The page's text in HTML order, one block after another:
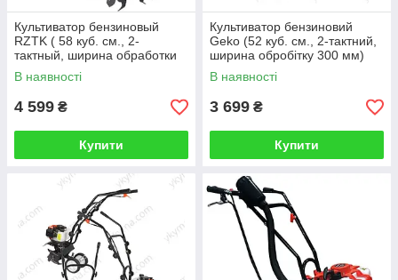
Культиватор бензиновый
RZTK ( 58 куб. см., 2-
тактный, ширина обработки
350 мм )
В наявності
4 599 ₴
Купити
Культиватор бензиновий
Geko (52 куб. см., 2-тактний,
ширина обробітку 300 мм)
В наявності
3 699 ₴
Купити